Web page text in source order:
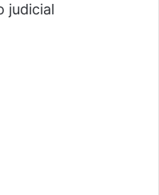
judicial